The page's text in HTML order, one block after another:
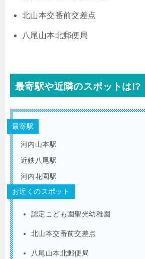
北山本交番前交差点
八尾山本北郵便局
最寄駅や近隣のスポットは!?
最寄駅
河内山本駅
近鉄八尾駅
河内花園駅
お近くのスポット
認定こども園聖光幼稚園
北山本交番前交差点
八尾山本北郵便局